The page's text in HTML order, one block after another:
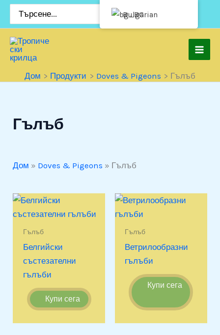
Премини
Търсене
Дом Продукти Doves & Pigeons Гълъб
Гълъб
Дом » Doves & Pigeons » Гълъб
Гълъб
Белгийски
състезателни
гълъби
Купи сега
Гълъб
Ветрилообразни
гълъби
Купи сега
Bulgarian